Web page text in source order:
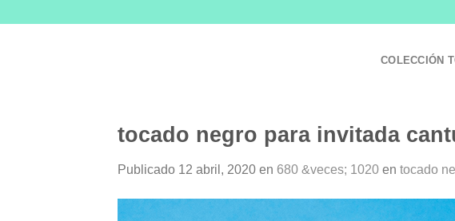
COLECCIÓN
tocado negro para invitada
Publicado 12 abril, 2020 en 680 &veces; 1020 en tocado